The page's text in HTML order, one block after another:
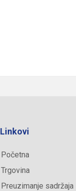
Linkovi
Početna
Trgovina
Preuzimanje sadržaja